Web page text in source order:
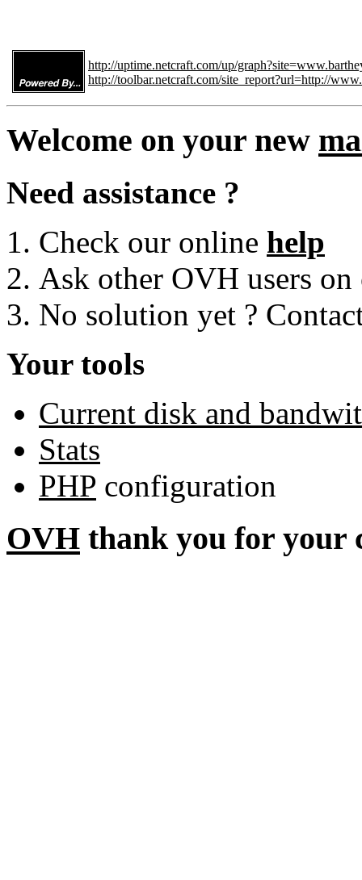
http://uptime.netcraft.com/up/
http://toolbar.netcraft.com/site_report?url=http://
Welcome on your new
Need assistance ?
Check our online help
Ask other OVH users
No solution yet ?
Your tools
Current disk and
Stats
PHP configuration
OVH thank you for your